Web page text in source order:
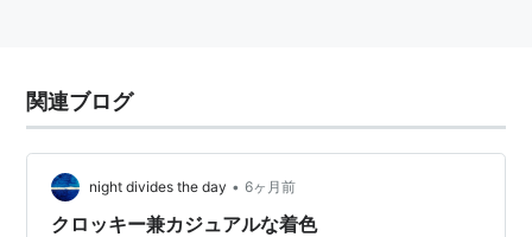
関連ブログ
night divides the day • 6ヶ月前
クロッキー兼カジュアルな着色